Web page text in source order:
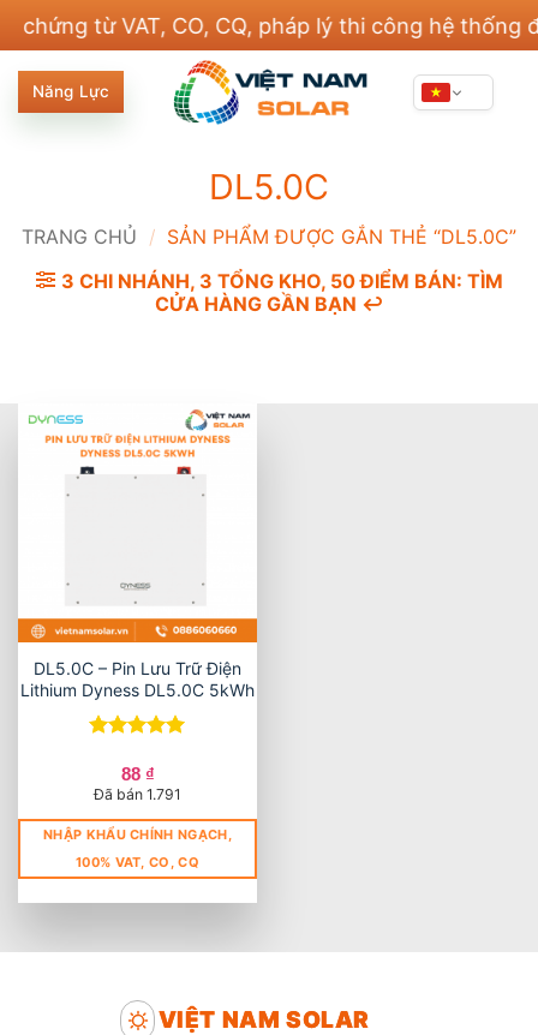
nội
dung
từ VAT, CO, CQ, pháp lý thi công hệ thống điện
Năng Lực
DL5.0C
TRANG CHỦ / SẢN PHẨM ĐƯỢC GẮN THẺ “DL5.0C”
3 CHI NHÁNH, 3 TỔNG KHO, 50 ĐIỂM BÁN: TÌM
CỬA HÀNG GẦN BẠN ↩️
DL5.0C – Pin Lưu Trữ Điện
Lithium Dyness DL5.0C 5kWh
hạng5 5
sao
88 ₫
Đã bán 1.791
NHẬP KHẨU CHÍNH NGẠCH,
100% VAT, CO, CQ
VIỆT NAM SOLAR